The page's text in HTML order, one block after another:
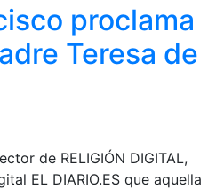
proclama
Teresa de
de RELIGIÓN DIGITAL,
EL DIARIO.ES que aquella